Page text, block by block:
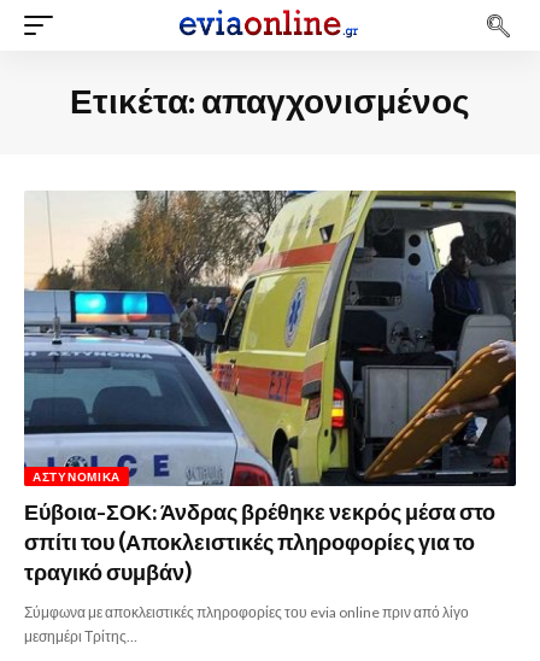
Ετικέτα: απαγχονισμένος
ΑΣΤΥΝΟΜΙΚΆ
Εύβοια-ΣΟΚ: Άνδρας βρέθηκε νεκρός μέσα στο
σπίτι του (Αποκλειστικές πληροφορίες για το
τραγικό συμβάν)
Σύμφωνα με αποκλειστικές πληροφορίες του evia online πριν από λίγο
μεσημέρι Τρίτης…